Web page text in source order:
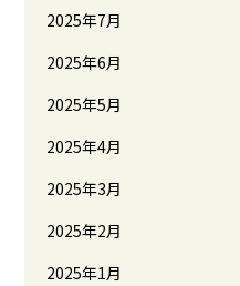
2025年7月
2025年6月
2025年5月
2025年4月
2025年3月
2025年2月
2025年1月